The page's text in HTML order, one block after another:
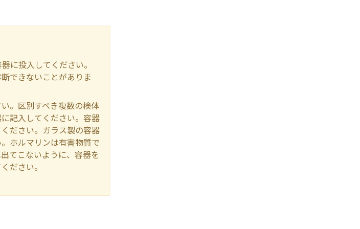
に投入してください。
できないことがありま
。区別すべき複数の検体
記入してください。容器
ださい。ガラス製の容器
ホルマリンは有害物質で
てこないように、容器を
ださい。